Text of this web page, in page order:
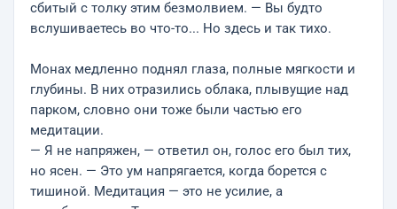
сбитый с толку этим безмолвием. — Вы будто
вслушиваетесь во что-то... Но здесь и так тихо.
Монах медленно поднял глаза, полные мягкости и
глубины. В них отразились облака, плывущие над
парком, словно они тоже были частью его
медитации.
— Я не напряжен, — ответил он, голос его был тих,
но ясен. — Это ум напрягается, когда борется с
тишиной. Медитация — это не усилие, а